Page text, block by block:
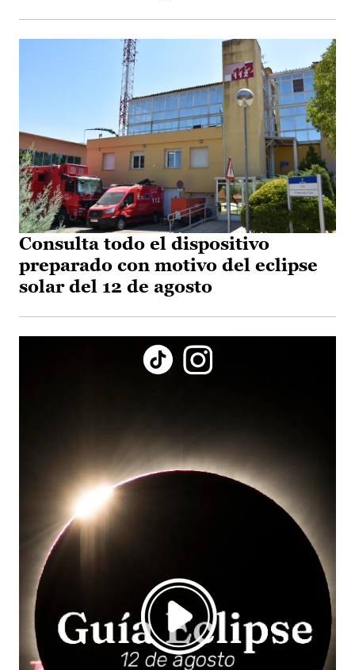
Consulta todo el dispositivo
preparado con motivo del eclipse
solar del 12 de agosto